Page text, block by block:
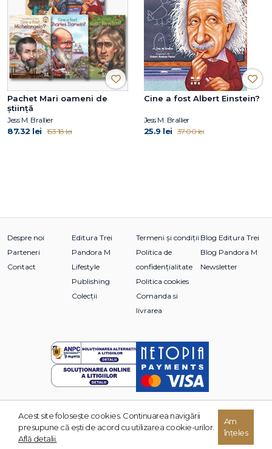
Pachet Mari oameni de
știință
Jess M. Brallier
87.32 lei 153.18 lei
Cine a fost Albert Einstein?
Jess M. Brallier
25.9 lei 37.00 lei
Despre noi
Parteneri
Contact
Editura Trei
Pandora M
Lifestyle
Publishing
Colecții
Termeni și condiții
Politica de
confidențialitate
Politica cookies
Comanda si
livrarea
Blog Editura Trei
Blog Pandora M
Newsletter
© 2026 Grupul Editorial TREI. Toate drepturile rezervate.
Acest site foloseşte cookies. Continuarea navigării
presupune că eşti de acord cu utilizarea cookie-urilor.
Află detalii.
Am
înțeles